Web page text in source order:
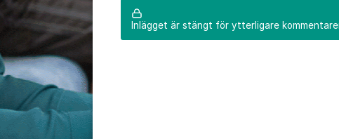
Inlägget är stängt för ytterligare